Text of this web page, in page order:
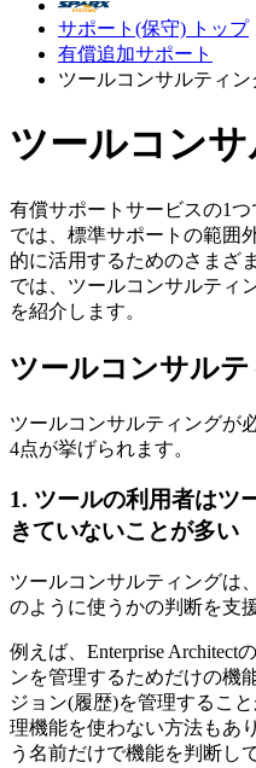
サポート(保守) トップ
有償追加サポート
ツールコンサルティン
ツールコン
有償サポートサービスの1
では、標準サポートの範囲
的に活用するためのさまざ
では、ツールコンサルティ
を紹介します。
ツールコンサル
ツールコンサルティングが
4点が挙げられます。
1. ツールの利用者はツ
きていないことが多い
ツールコンサルティングは
のように使うかの判断を支
例えば、Enterprise Architect
ンを管理するためだけの機
ジョン(履歴)を管理するこ
理機能を使わない方法もあ
う名前だけで機能を判断し